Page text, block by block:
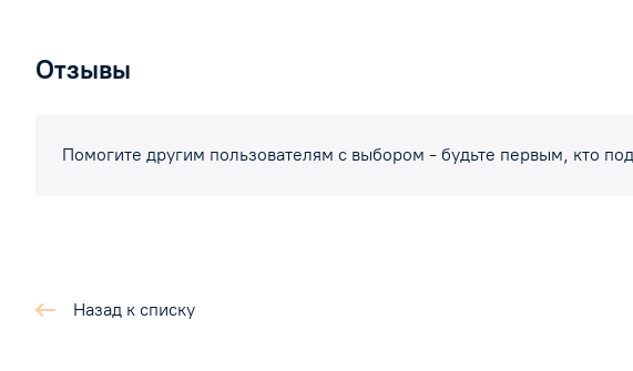
Отзывы
Помогите другим пользователям с выбором - будьте первым, кто
Назад к списку